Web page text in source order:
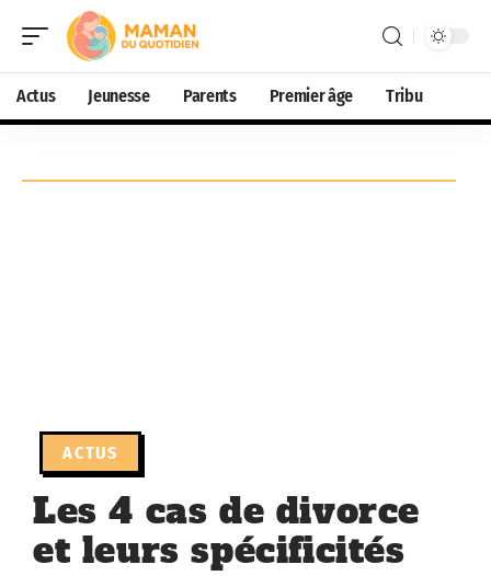
Actus Jeunesse Parents Premier âge Tribu
ACTUS
Les 4 cas de divorce
et leurs spécificités